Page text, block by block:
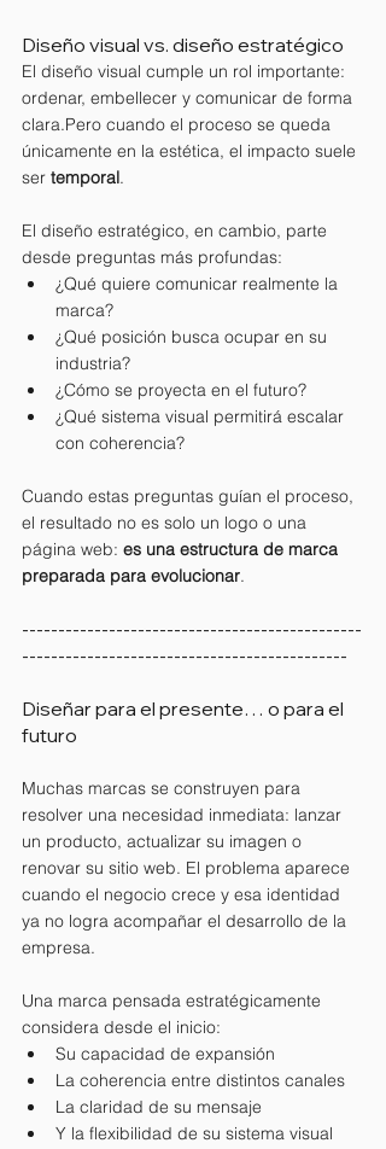
Diseño visual vs. diseño estratégico
El diseño visual cumple un rol importante:
ordenar, embellecer y comunicar de forma
clara.Pero cuando el proceso se queda
únicamente en la estética, el impacto suele
ser temporal.
El diseño estratégico, en cambio, parte
desde preguntas más profundas:
¿Qué quiere comunicar realmente la
marca?
¿Qué posición busca ocupar en su
industria?
¿Cómo se proyecta en el futuro?
¿Qué sistema visual permitirá escalar
con coherencia?
Cuando estas preguntas guían el proceso,
el resultado no es solo un logo o una
página web: es una estructura de marca
preparada para evolucionar.
-----------------------------------------------
---------------------------------------------
Diseñar para el presente… o para el
futuro
Muchas marcas se construyen para
resolver una necesidad inmediata: lanzar
un producto, actualizar su imagen o
renovar su sitio web. El problema aparece
cuando el negocio crece y esa identidad
ya no logra acompañar el desarrollo de la
empresa.
Una marca pensada estratégicamente
considera desde el inicio:
Su capacidad de expansión
La coherencia entre distintos canales
La claridad de su mensaje
Y la flexibilidad de su sistema visual